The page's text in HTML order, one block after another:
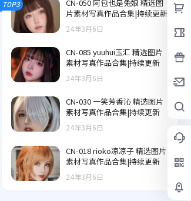
TOP3
CN-050 阿包也是兔娘 精选图
片素材写真作品合集|持续更新
24年3月6日
CN-085 yuuhui玉汇 精选图片
素材写真作品合集|持续更新
24年3月6日
CN-030 一笑芳香沁 精选图片
素材写真作品合集|持续更新
24年3月6日
CN-018 rioko凉凉子 精选图片
素材写真作品合集|持续更新
24年3月6日